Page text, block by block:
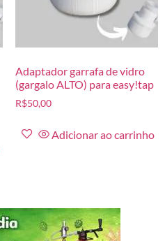
Adaptador garrafa de vidro
(gargalo ALTO) para easy!tap
R$50,00
Adicionar ao carrinho